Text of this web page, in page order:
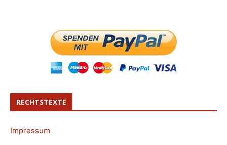
RECHTSTEXTE
Impressum